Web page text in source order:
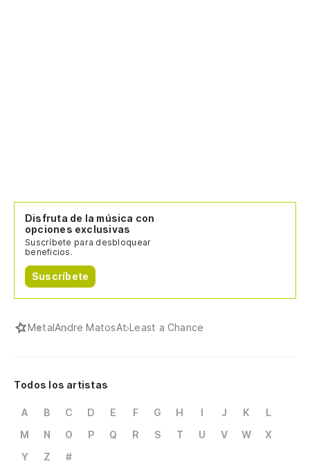
Disfruta de la música con
opciones exclusivas
Suscríbete para desbloquear
beneficios.
Suscríbete
MetalAndre MatosAt Least a Chance
Todos los artistas
A B C D E F G H I J K
L
M
N O P Q R S T U V W
X
Y
Z #